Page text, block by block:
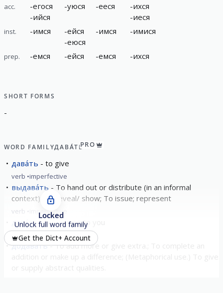
acc. -егося
-ийся
-уюся -ееся -ихся
-иеся
inst. -имся -ейся
-еюся
-имся -имися
prep. -емся -ейся -емся -ихся
SHORT FORMS
-
WORD FAMILYДАВА́ТЬPRO
дава́ть to give
verb imperfective
выдава́ть
To hand out or distribute (in an informal
context); To reveal/ show; To issue; represent
verb imperfective
дава́ться to come to you
verb imperfective
додава́ть
To add more or give extra.; To complete an
Locked
Unlock full word family
Get the Dict+ Account